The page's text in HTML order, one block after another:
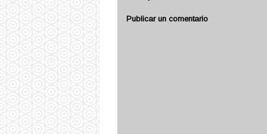
Publicar un comentario